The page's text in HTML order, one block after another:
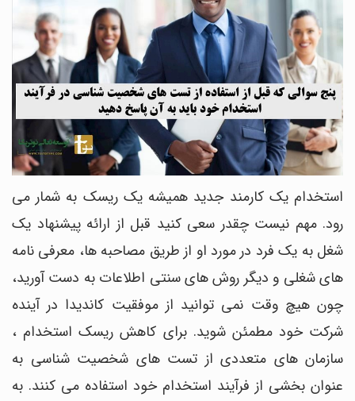
استخدام یک کارمند جدید همیشه یک ریسک به شمار می
رود. مهم نیست چقدر سعی کنید قبل از ارائه پیشنهاد یک
شغل به یک فرد در مورد او از طریق مصاحبه ها، معرفی نامه
های شغلی و دیگر روش های سنتی اطلاعات به دست آورید،
چون هیچ وقت نمی توانید از موفقیت کاندیدا در آینده
شرکت خود مطمئن شوید. برای کاهش ریسک استخدام ،
سازمان های متعددی از تست های شخصیت شناسی به
عنوان بخشی از فرآیند استخدام خود استفاده می کنند. به